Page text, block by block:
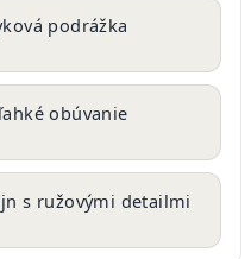
podrážka
obúvanie
s ružovými detailmi